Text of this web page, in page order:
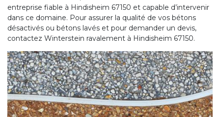
entreprise fiable à Hindisheim 67150 et capable d’intervenir
dans ce domaine. Pour assurer la qualité de vos bétons
désactivés ou bétons lavés et pour demander un devis,
contactez Winterstein ravalement à Hindisheim 67150.